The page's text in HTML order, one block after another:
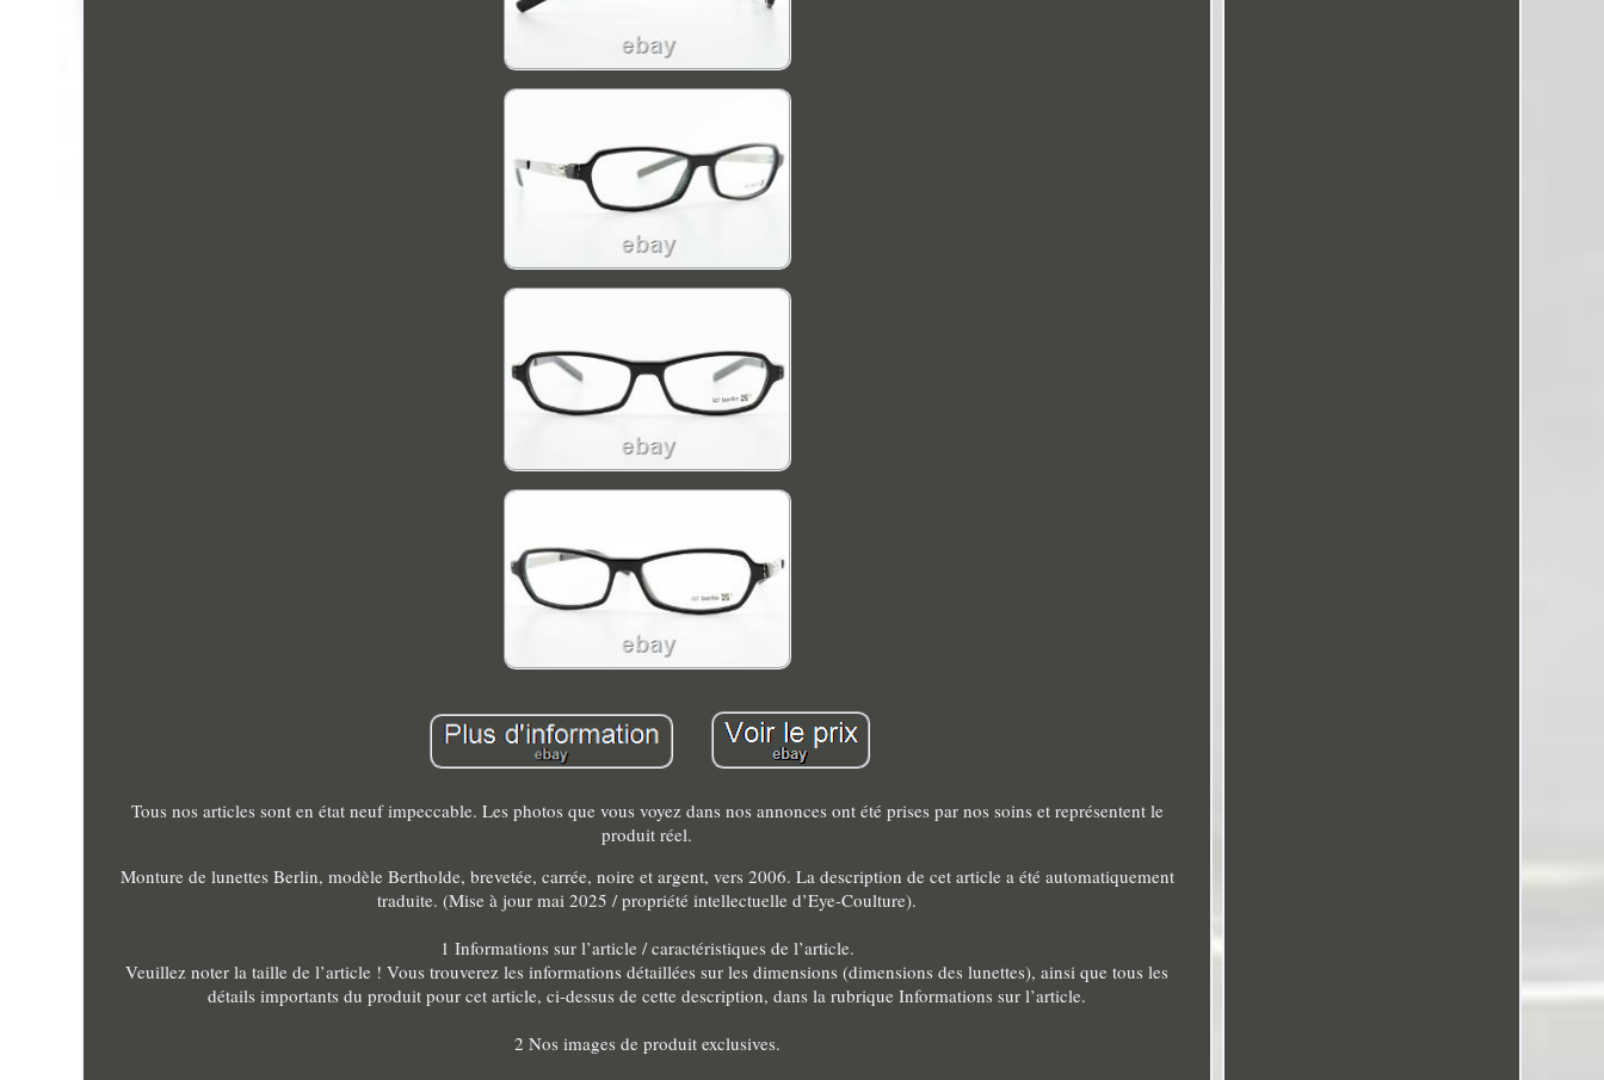
Tous nos articles sont en état neuf impeccable. Les photos que vous voyez dans nos annonces ont été prises par nos soins et représentent le
produit réel.
Monture de lunettes Berlin, modèle Bertholde, brevetée, carrée, noire et argent, vers 2006. La description de cet article a été automatiquement
traduite. (Mise à jour mai 2025 / propriété intellectuelle d’Eye-Coulture).
1 Informations sur l’article / caractéristiques de l’article.
Veuillez noter la taille de l’article ! Vous trouverez les informations détaillées sur les dimensions (dimensions des lunettes), ainsi que tous les
détails importants du produit pour cet article, ci-dessus de cette description, dans la rubrique Informations sur l’article.
2 Nos images de produit exclusives.